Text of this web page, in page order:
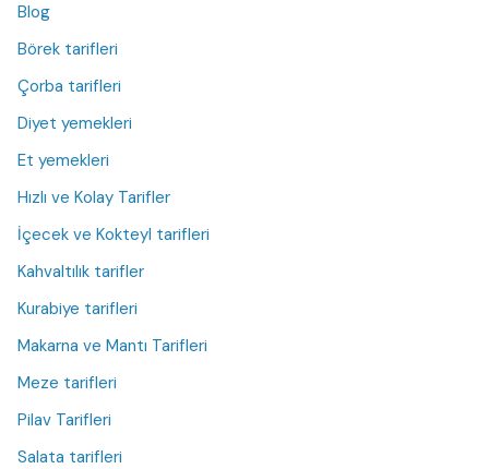
Blog
Börek tarifleri
Çorba tarifleri
Diyet yemekleri
Et yemekleri
Hızlı ve Kolay Tarifler
İçecek ve Kokteyl tarifleri
Kahvaltılık tarifler
Kurabiye tarifleri
Makarna ve Mantı Tarifleri
Meze tarifleri
Pilav Tarifleri
Salata tarifleri